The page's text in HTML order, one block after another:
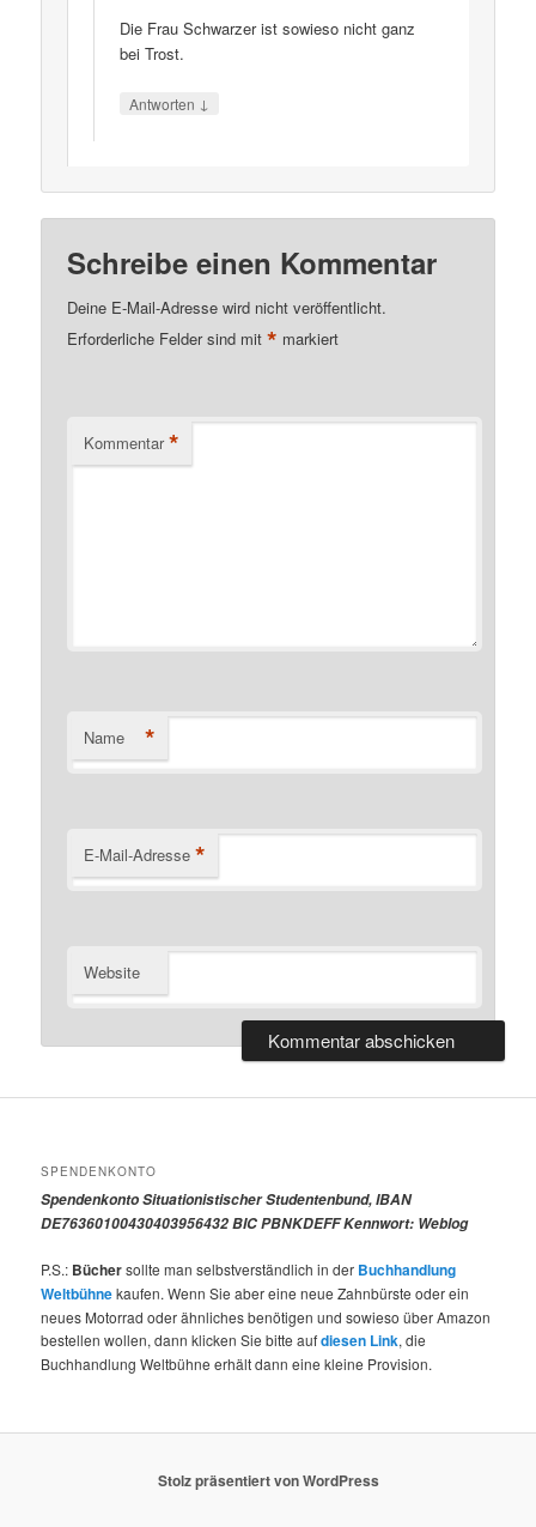
Die Frau Schwarzer ist sowieso nicht ganz
bei Trost.
Antworten ↓
Schreibe einen Kommentar
Deine E-Mail-Adresse wird nicht veröffentlicht.
Erforderliche Felder sind mit* markiert
Kommentar *
Name *
E-Mail-Adresse *
Website
SPENDENKONTO
Spendenkonto Situationistischer Studentenbund, IBAN
DE76360100430403956432 BIC PBNKDEFF Kennwort: Weblog
P.S.: Büchersollte man selbstverständlich in der Buchhandlung
Weltbühnekaufen. Wenn Sie aber eine neue Zahnbürste oder ein
neues Motorrad oder ähnliches benötigen und sowieso über Amazon
bestellen wollen, dann klicken Sie bitte aufdiesen Link, die
Buchhandlung Weltbühne erhält dann eine kleine Provision.
Stolz präsentiert von WordPress